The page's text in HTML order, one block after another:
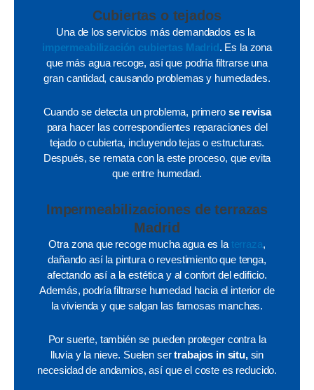
Cubiertas o tejados
Una de los servicios más demandados es la
impermeabilización cubiertas Madrid.Es la zona
que más agua recoge, así que podría filtrarse una
gran cantidad, causando problemas y humedades.
Cuando se detecta un problema, primerose revisa
para hacer las correspondientes reparaciones del
tejado o cubierta, incluyendo tejas o estructuras.
Después, se remata con la este proceso, que evita
que entre humedad.
Impermeabilizaciones de terrazas
Madrid
Otra zona que recoge mucha agua es la terraza,
dañando así la pintura o revestimiento que tenga,
afectando así a la estética y al confort del edificio.
Además, podría filtrarse humedad hacia el interior de
la vivienda y que salgan las famosas manchas.
Por suerte, también se pueden proteger contra la
lluvia y la nieve. Suelen sertrabajos in situ,sin
necesidad de andamios, así que el coste es reducido.